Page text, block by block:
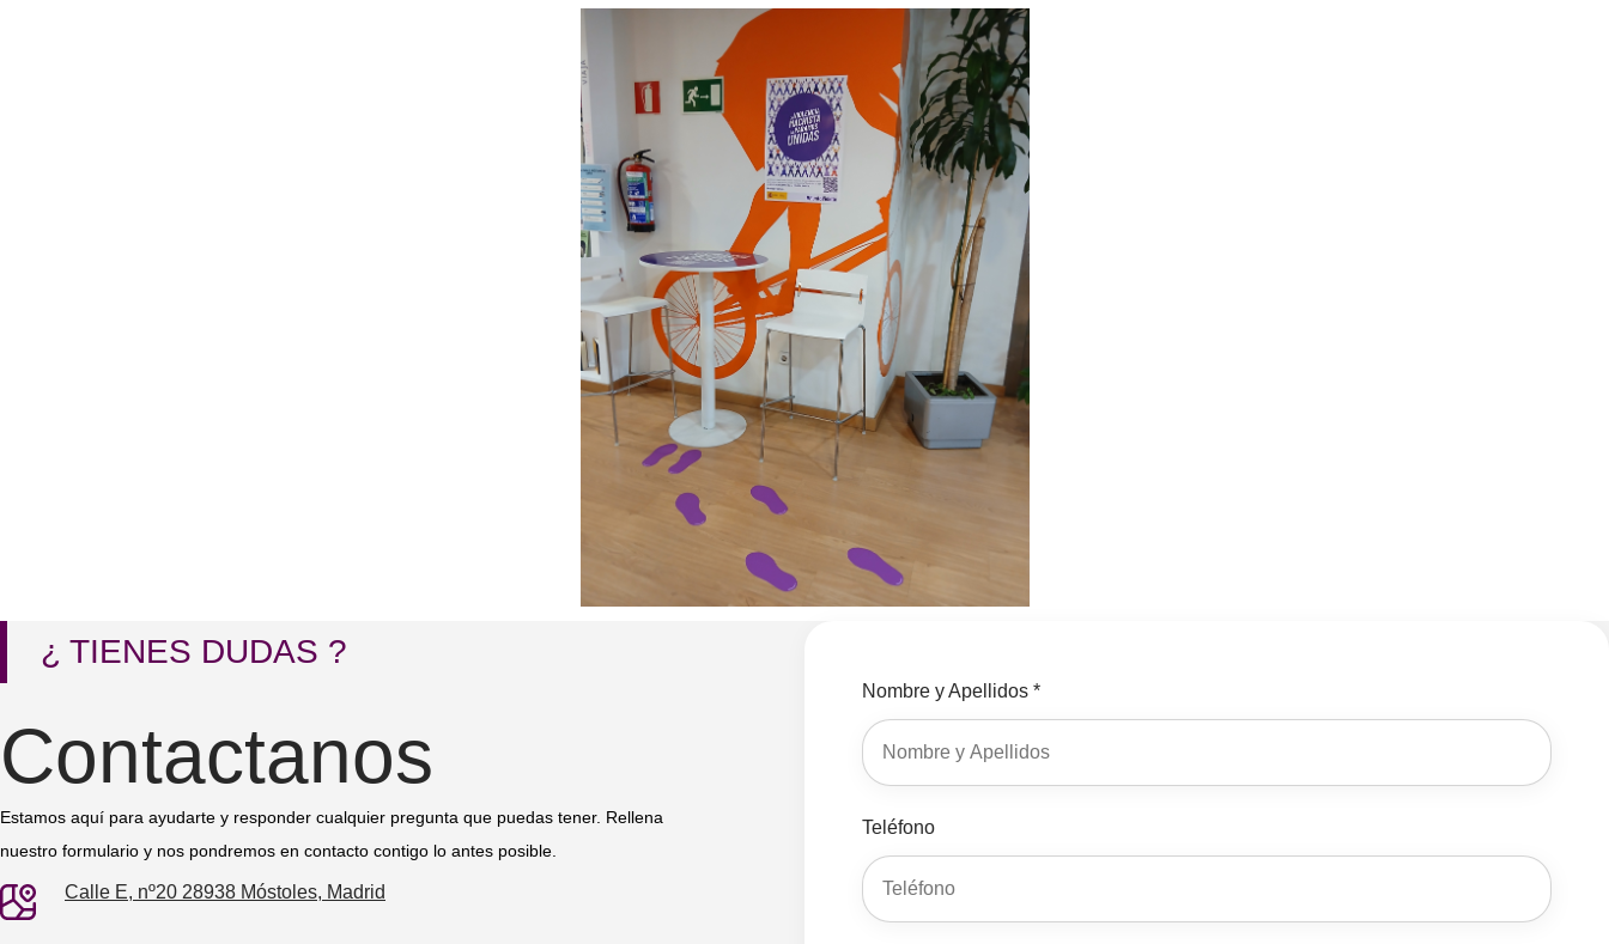
¿ TIENES DUDAS ?
Contactanos
Estamos aquí para ayudarte y responder cualquier pregunta que puedas tener. Rellena
nuestro formulario y nos pondremos en contacto contigo lo antes posible.
Calle E, nº20 28938 Móstoles, Madrid
Nombre y Apellidos *
Teléfono